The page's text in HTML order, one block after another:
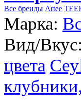
Все бренды Artee
Марка:
Вид/Вкус:
цвета